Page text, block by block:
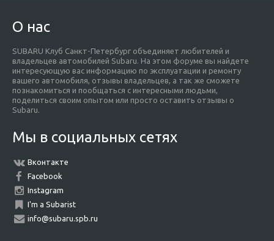
О нас
SUBARU Клуб Санкт-Петербург объединяет любителей и
владельцев автомобилей Subaru. На этом форуме вы найдете
интересующую вас информацию по эксплуатации и ремонту
вашего автомобиля, отзывы владельцев, а так же сможете
познакомиться и пообщаться с интересными людьми,
поделиться своим опытом или просто оставить отзывы о
Subaru.
Мы в социальных сетях
Вконтакте
Facebook
Instagram
I'm a Subarist
info@subaru.spb.ru